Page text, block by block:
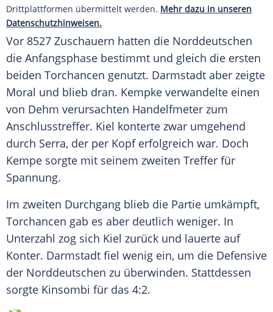
Drittplattformen übermittelt werden. Mehr dazu in unseren
Datenschutzhinweisen.
Vor 8527 Zuschauern hatten die Norddeutschen
die Anfangsphase bestimmt und gleich die ersten
beiden Torchancen genutzt. Darmstadt aber zeigte
Moral und blieb dran. Kempke verwandelte einen
von Dehm verursachten Handelfmeter zum
Anschlusstreffer. Kiel konterte zwar umgehend
durch Serra, der per Kopf erfolgreich war. Doch
Kempe sorgte mit seinem zweiten Treffer für
Spannung.
Im zweiten Durchgang blieb die Partie umkämpft,
Torchancen gab es aber deutlich weniger. In
Unterzahl zog sich Kiel zurück und lauerte auf
Konter. Darmstadt fiel wenig ein, um die Defensive
der Norddeutschen zu überwinden. Stattdessen
sorgte Kinsombi für das 4:2.